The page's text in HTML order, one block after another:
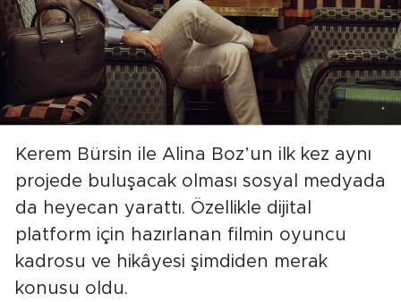
Kerem Bürsin ile Alina Boz’un ilk kez aynı
projede buluşacak olması sosyal medyada
da heyecan yarattı. Özellikle dijital
platform için hazırlanan filmin oyuncu
kadrosu ve hikâyesi şimdiden merak
konusu oldu.